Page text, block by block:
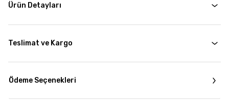
Ürün Detayları
Teslimat ve Kargo
Ödeme Seçenekleri